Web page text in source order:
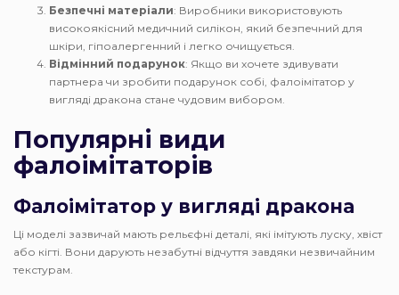
Безпечні матеріали: Виробники використовують
високоякісний медичний силікон, який безпечний для
шкіри, гіпоалергенний і легко очищується.
Відмінний подарунок: Якщо ви хочете здивувати
партнера чи зробити подарунок собі, фалоімітатор у
вигляді дракона стане чудовим вибором.
Популярні види
фалоімітаторів
Фалоімітатор у вигляді дракона
Ці моделі зазвичай мають рельєфні деталі, які імітують луску, хвіст
або кігті. Вони дарують незабутні відчуття завдяки незвичайним
текстурам.